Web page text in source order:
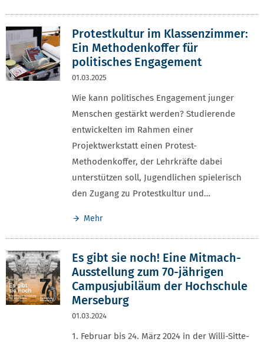
Protestkultur im Klassenzimmer:
Ein Methodenkoffer für
politisches Engagement
01.03.2025
Wie kann politisches Engagement junger
Menschen gestärkt werden? Studierende
entwickelten im Rahmen einer
Projektwerkstatt einen Protest-
Methodenkoffer, der Lehrkräfte dabei
unterstützen soll, Jugendlichen spielerisch
den Zugang zu Protestkultur und…
Mehr
Es gibt sie noch! Eine Mitmach-
Ausstellung zum 70-jährigen
Campusjubiläum der Hochschule
Merseburg
01.03.2024
1. Februar bis 24. März 2024 in der Willi-Sitte-